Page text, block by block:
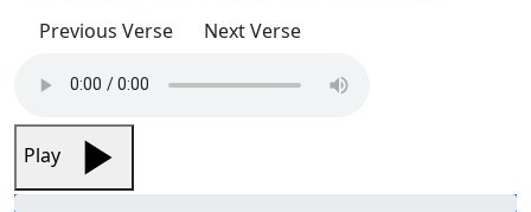
Previous Verse
Next Verse
Play